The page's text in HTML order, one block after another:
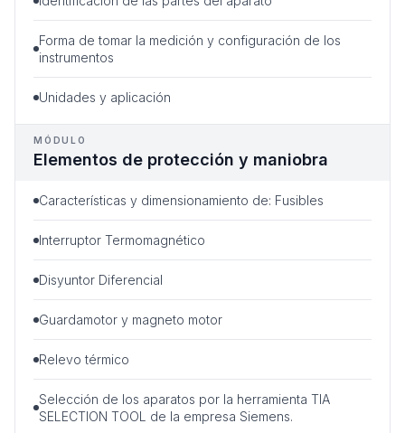
Forma de tomar la medición y configuración de los
instrumentos
Unidades y aplicación
MÓDULO
Elementos de protección y maniobra
Características y dimensionamiento de: Fusibles
Interruptor Termomagnético
Disyuntor Diferencial
Guardamotor y magneto motor
Relevo térmico
Selección de los aparatos por la herramienta TIA
SELECTION TOOL de la empresa Siemens.